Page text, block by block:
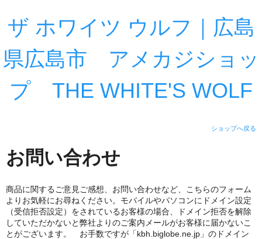
ザ ホワイツ ウルフ｜広島
県広島市 アメカジショッ
プ THE WHITE'S WOLF
ショップへ戻る
お問い合わせ
商品に関するご意見ご感想、お問い合わせなど、こちらのフォーム
よりお気軽にお尋ねください。モバイルやパソコンにドメイン設定
（受信拒否設定）をされているお客様の場合、ドメイン拒否を解除
していただかないと弊社よりのご案内メールがお客様に届かないこ
とがございます。 お手数ですが「kbh.biglobe.ne.jp」のドメイン